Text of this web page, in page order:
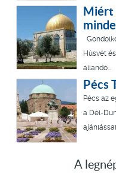
Miért
Húsvét
állandó...
Pécs
Pécs az
a Dél-
A